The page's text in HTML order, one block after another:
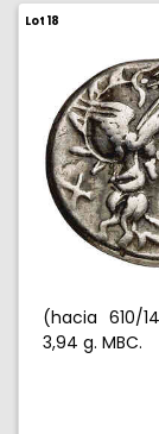
Lot 18
(hacia 610/
3,94 g. MBC.